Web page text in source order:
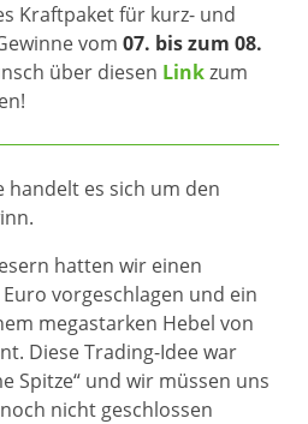
Kraftpaket für kurz- und
vom 07. bis zum 08.
über diesen Linkzum
handelt es sich um den
hatten wir einen
vorgeschlagen und ein
megastarken Hebel von
Diese Trading-Idee war
Spitze“ und wir müssen uns
nicht geschlossen